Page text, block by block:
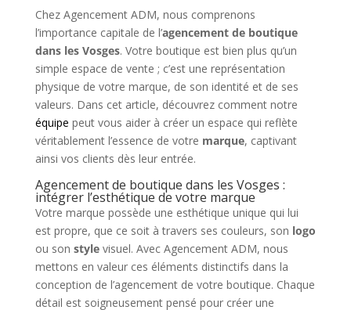
Chez Agencement ADM, nous comprenons
l’importance capitale de l’agencement de boutique
dans les Vosges. Votre boutique est bien plus qu’un
simple espace de vente ; c’est une représentation
physique de votre marque, de son identité et de ses
valeurs. Dans cet article, découvrez comment notre
équipe peut vous aider à créer un espace qui reflète
véritablement l’essence de votre marque, captivant
ainsi vos clients dès leur entrée.
Agencement de boutique dans les Vosges :
intégrer l’esthétique de votre marque
Votre marque possède une esthétique unique qui lui
est propre, que ce soit à travers ses couleurs, son logo
ou son stylevisuel. Avec Agencement ADM, nous
mettons en valeur ces éléments distinctifs dans la
conception de l’agencement de votre boutique. Chaque
détail est soigneusement pensé pour créer une